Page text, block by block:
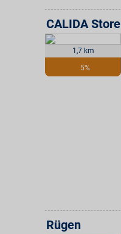
1,7 km
5%
CALIDA Store
Rügen